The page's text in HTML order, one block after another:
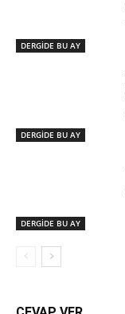
DERGİDE BU AY
DERGİDE BU AY
DERGİDE BU AY